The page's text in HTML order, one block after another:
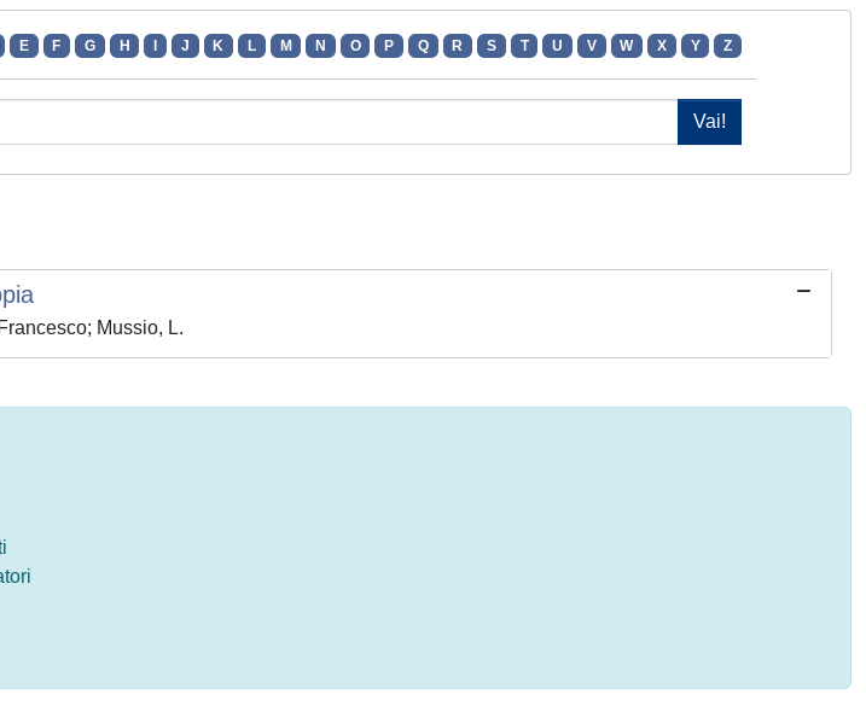
E F G H J K L M N O P Q R S T U V W X Y Z
Mussio, L.